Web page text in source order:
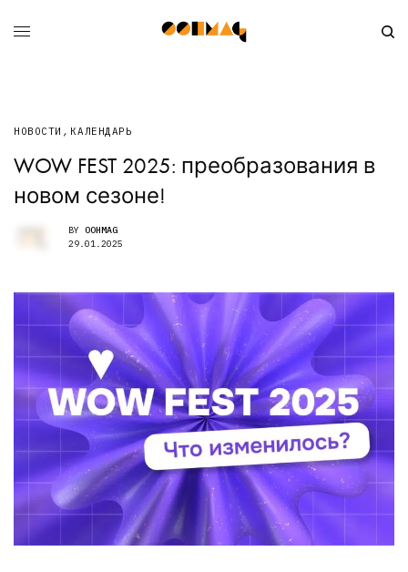
НОВОСТИ , КАЛЕНДАРЬ
WOW FEST 2025: преобразования в
новом сезоне!
BY OOHMAG
29.01.2025